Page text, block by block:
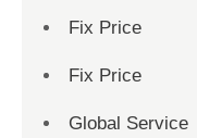
Fix Price
Fix Price
Global Service